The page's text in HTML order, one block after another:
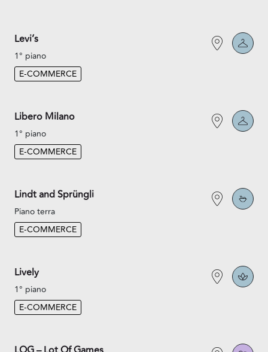
Levi’s
1° piano
E-COMMERCE
Libero Milano
1° piano
E-COMMERCE
Lindt and Sprüngli
Piano terra
E-COMMERCE
Lively
1° piano
E-COMMERCE